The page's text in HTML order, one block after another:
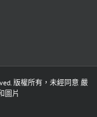
版權所有，未經同意 嚴
圖片